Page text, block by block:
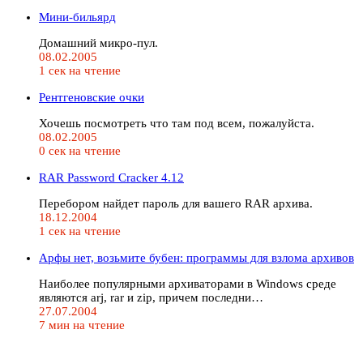
Мини-бильярд
Домашний микро-пул.
08.02.2005
1 сек на чтение
Рентгеновские очки
Хочешь посмотреть что там под всем, пожалуйста.
08.02.2005
0 сек на чтение
RAR Password Cracker 4.12
Перебором найдет пароль для вашего RAR архива.
18.12.2004
1 сек на чтение
Арфы нет, возьмите бубен: программы для взлома архивов
Наиболее популярными архиваторами в Windows среде
являются arj, rar и zip, причем последни…
27.07.2004
7 мин на чтение